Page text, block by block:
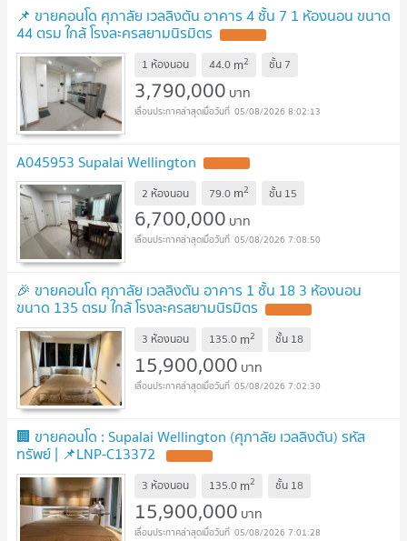
📌 ขายคอนโด ศุภาลัย เวลลิงตัน อาคาร 4 ชั้น 7 1 ห้องนอน ขนาด
44 ตรม ใกล้ โรงละครสยามนิรมิตร
1 ห้องนอน 44.0 m2 ชั้น 7
3,790,000 บาท
05/08/2026 8:02:13
A045953 Supalai Wellington
2 ห้องนอน 79.0 m2 ชั้น 15
6,700,000 บาท
05/08/2026 7:08:50
🎉 ขายคอนโด ศุภาลัย เวลลิงตัน อาคาร 1 ชั้น 18 3 ห้องนอน
ขนาด 135 ตรม ใกล้ โรงละครสยามนิรมิตร
3 ห้องนอน 135.0 m2 ชั้น 18
15,900,000 บาท
05/08/2026 7:02:30
🏢 ขายคอนโด : Supalai Wellington (ศุภาลัย เวลลิงตัน) รหัส
ทรัพย์ | 📌LNP-C13372
3 ห้องนอน 135.0 m2 ชั้น 18
15,900,000 บาท
05/08/2026 7:01:28